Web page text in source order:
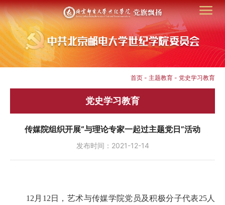
首页 - 主题教育 - 党史学习教育
党史学习教育
传媒院组织开展“与理论专家一起过主题党日”活动
发布时间：2021-12-14
12月12日，艺术与传媒学院党员及积极分子代表25人